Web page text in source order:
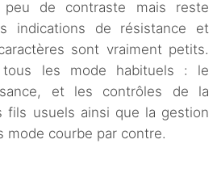
peu de contraste mais reste
indications de résistance et
sont vraiment petits.
les mode habituels : le
et les contrôles de la
fils usuels ainsi que la gestion
mode courbe par contre.